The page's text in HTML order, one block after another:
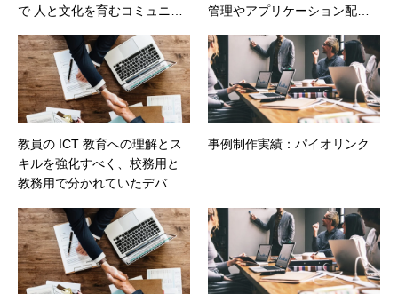
で 人と文化を育むコミュニケ
管理やアプリケーション配信
教員の ICT 教育への理解とス
キルを強化すべく、校務用と
教務用で分かれていたデバイ
を実施 – 東海大学付属高輪台
高等学校・中等部
事例制作実績：パイオリンク